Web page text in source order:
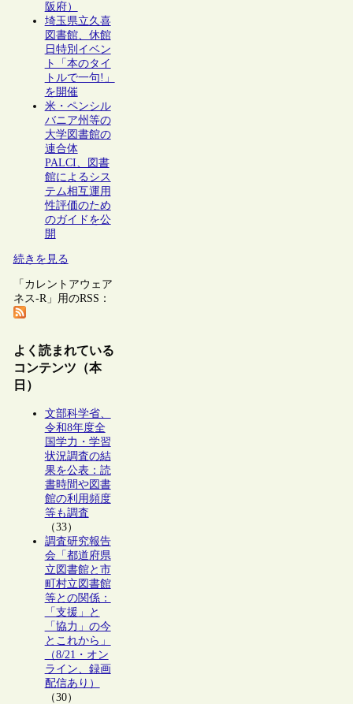
阪府）
埼玉県立久喜
図書館、休館
日特別イベン
ト「本のタイ
トルで一句!」
を開催
米・ペンシル
バニア州等の
大学図書館の
連合体
PALCI、図書
館によるシス
テム相互運用
性評価のため
のガイドを公
開
続きを見る
「カレントアウェア
ネス-R」用のRSS：
よく読まれている
コンテンツ（本
日）
文部科学省、
令和8年度全
国学力・学習
状況調査の結
果を公表：読
書時間や図書
館の利用頻度
等も調査
（33）
調査研究報告
会「都道府県
立図書館と市
町村立図書館
等との関係：
「支援」と
「協力」の今
とこれから」
（8/21・オン
ライン、録画
配信あり）
（30）